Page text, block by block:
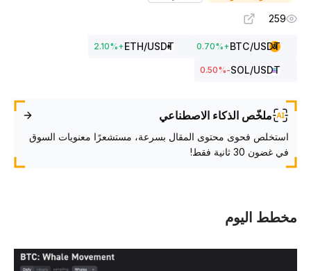
259
BTC/USDT
+
0.70%
ETH/USDT
+
2.10%
SOL/USDT
-0.50
%
ملخّص الذكاء الاصطناعي
استخلص فحوى محتوى المقال بسرعة، مستشعرًا معنويات السوق
في غضون 30 ثانية فقط!
اليوم